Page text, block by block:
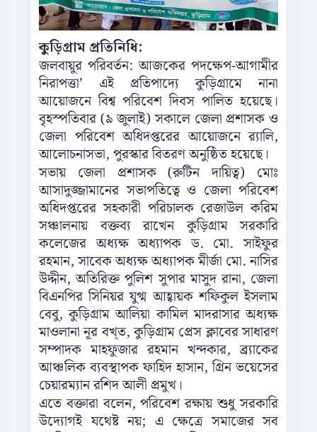
কুড়িগ্রাম প্রতিনিধি:
জলবায়ুর পরিবর্তন: আজকের পদক্ষেপ-আগামীর
নিরাপত্তা’ এই প্রতিপাদ্যে কুড়িগ্রামে নানা
আয়োজনে বিশ্ব পরিবেশ দিবস পালিত হয়েছে।
বৃহস্পতিবার (৯ জুলাই) সকালে জেলা প্রশাসক ও
জেলা পরিবেশ অধিদপ্তরের আয়োজনে র‌্যালি,
আলোচনাসভা, পুরস্কার বিতরণ অনুষ্ঠিত হয়েছে।
সভায় জেলা প্রশাসক (রুটিন দায়িত্ব) মোঃ
আসাদুজ্জামানের সভাপতিত্বে ও জেলা পরিবেশ
অধিদপ্তরের সহকারী পরিচালক রেজাউল করিম
সঞ্চালনায় বক্তব্য রাখেন কুড়িগ্রাম সরকারি
কলেজের অধ্যক্ষ অধ্যাপক ড. মো. সাইফুর
রহমান, সাবেক অধ্যক্ষ অধ্যাপক মীর্জা মো. নাসির
উদ্দীন, অতিরিক্ত পুলিশ সুপার মাসুদ রানা, জেলা
বিএনপির সিনিয়র যুগ্ম আহ্বায়ক শফিকুল ইসলাম
বেবু, কুড়িগ্রাম আলিয়া কামিল মাদরাসার অধ্যক্ষ
মাওলানা নূর বখ্ত, কুড়িগ্রাম প্রেস ক্লাবের সাধারণ
সম্পাদক মাহফুজার রহমান খন্দকার, ব্র্যাকের
আঞ্চলিক ব্যবস্থাপক ফাহিদ হাসান, গ্রিন ভয়েসের
চেয়ারম্যান রশিদ আলী প্রমুখ।
এতে বক্তারা বলেন, পরিবেশ রক্ষায় শুধু সরকারি
উদ্যোগই যথেষ্ট নয়; এ ক্ষেত্রে সমাজের সব